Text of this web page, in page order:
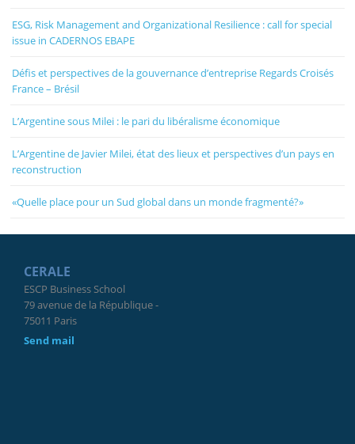
ESG, Risk Management and Organizational Resilience : call for special
issue in CADERNOS EBAPE
Défis et perspectives de la gouvernance d’entreprise Regards Croisés
France – Brésil
L’Argentine sous Milei : le pari du libéralisme économique
L’Argentine de Javier Milei, état des lieux et perspectives d’un pays en
reconstruction
«Quelle place pour un Sud global dans un monde fragmenté?»
CERALE
ESCP Business School
79 avenue de la République -
75011 Paris
Send mail